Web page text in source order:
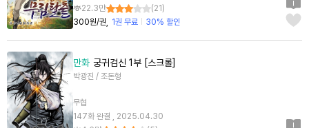
22.3만
(21 )
300원/권
1권 무료 30% 할인
만화 궁귀검신 1부 [스크롤]
박광진 / 조돈형
무협
147화 완결 , 2025.04.30